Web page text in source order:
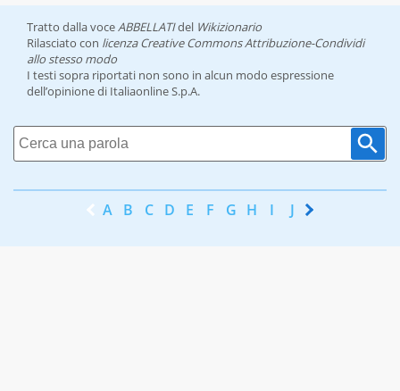
Tratto dalla voceABBELLATIdel Wikizionario
Rilasciato con licenza Creative Commons Attribuzione-Condividi
allo stesso modo
I testi sopra riportati non sono in alcun modo espressione
dell’opinione di Italiaonline S.p.A.
A B C D E F G H I J K